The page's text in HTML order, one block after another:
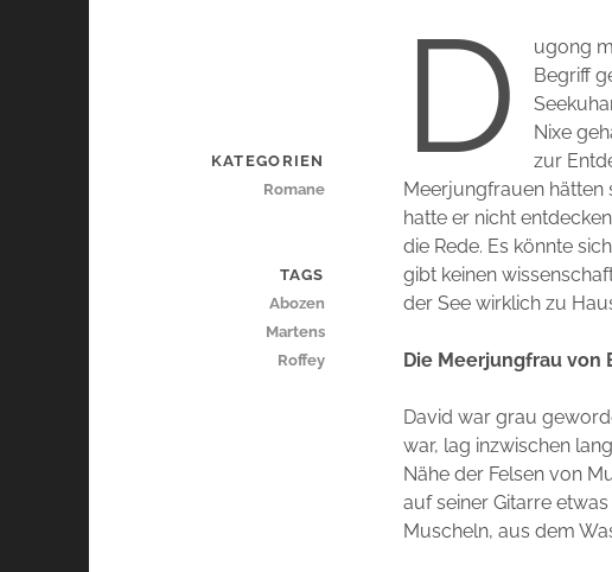
D
ugong
Begriff
Nixe
zur
Meerjungfrauen hätten
hatte er nicht
die Rede. Es könnte
gibt keinen
der See wirklich zu
Die Meerjungfrau von
David war grau
war, lag inzwischen
Nähe der Felsen von
auf seiner Gitarre
Muscheln, aus dem
KATEGORIEN
Romane
TAGS
Abozen
Martens
Roffey